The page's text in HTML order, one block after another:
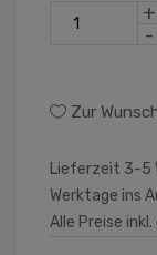
+
-
Zur
Lieferzeit 3-5
Werktage ins
Alle Preise